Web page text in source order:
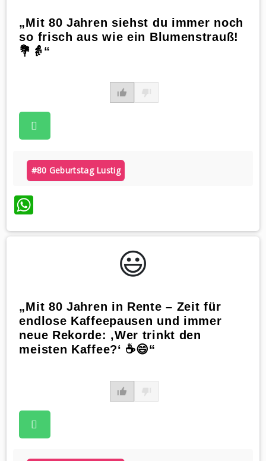
„Mit 80 Jahren siehst du immer noch
so frisch aus wie ein Blumenstrauß!
💐👵“
#80 Geburtstag Lustig
WhatsApp
😃️
„Mit 80 Jahren in Rente – Zeit für
endlose Kaffeepausen und immer
neue Rekorde: ‚Wer trinkt den
meisten Kaffee?‘ ☕😄“